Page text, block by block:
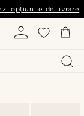
opțiunile de livrare